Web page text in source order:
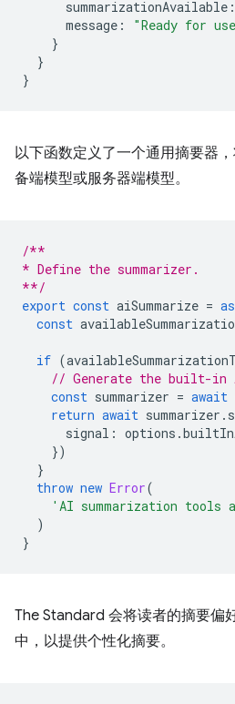
summarizationAvailable :
message : "Ready for
}
}
}
以下函数定义了一个通用摘要器
备端模型或服务器端模型。
/**
* Define the summarizer.
**/
export const aiSummarize =
const
if (
// Generate the built-in
const summarizer = await
return await summarizer .
signal : options .
})
}
throw new Error(
'AI summarization tools
)
}
The Standard 会将读者的摘要偏
中，以提供个性化摘要。